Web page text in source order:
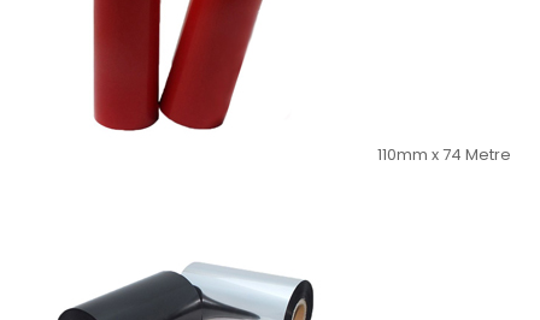
110mm x 74 Metre